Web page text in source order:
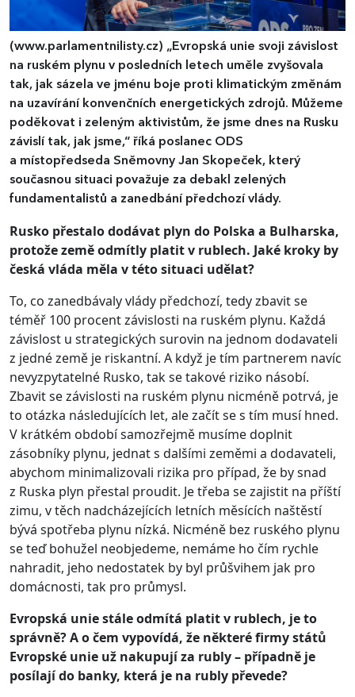
(www.parlamentnilisty.cz) „Evropská unie svoji závislost
na ruském plynu v posledních letech uměle zvyšovala
tak, jak sázela ve jménu boje proti klimatickým změnám
na uzavírání konvenčních energetických zdrojů. Můžeme
poděkovat i zeleným aktivistům, že jsme dnes na Rusku
závislí tak, jak jsme,“ říká poslanec ODS
a místopředseda Sněmovny Jan Skopeček, který
současnou situaci považuje za debakl zelených
fundamentalistů a zanedbání předchozí vlády.
Rusko přestalo dodávat plyn do Polska a Bulharska,
protože země odmítly platit v rublech. Jaké kroky by
česká vláda měla v této situaci udělat?
To, co zanedbávaly vlády předchozí, tedy zbavit se
téměř 100 procent závislosti na ruském plynu. Každá
závislost u strategických surovin na jednom dodavateli
z jedné země je riskantní. A když je tím partnerem navíc
nevyzpytatelné Rusko, tak se takové riziko násobí.
Zbavit se závislosti na ruském plynu nicméně potrvá, je
to otázka následujících let, ale začít se s tím musí hned.
V krátkém období samozřejmě musíme doplnit
zásobníky plynu, jednat s dalšími zeměmi a dodavateli,
abychom minimalizovali rizika pro případ, že by snad
z Ruska plyn přestal proudit. Je třeba se zajistit na příští
zimu, v těch nadcházejících letních měsících naštěstí
bývá spotřeba plynu nízká. Nicméně bez ruského plynu
se teď bohužel neobjedeme, nemáme ho čím rychle
nahradit, jeho nedostatek by byl průšvihem jak pro
domácnosti, tak pro průmysl.
Evropská unie stále odmítá platit v rublech, je to
správně? A o čem vypovídá, že některé firmy států
Evropské unie už nakupují za rubly – případně je
posílají do banky, která je na rubly převede?